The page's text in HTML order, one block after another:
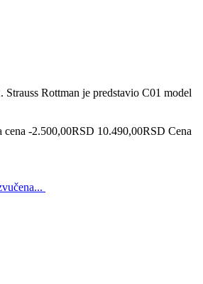
Rottman je predstavio C01 model
cena -2.500,00RSD 10.490,00RSD Cena